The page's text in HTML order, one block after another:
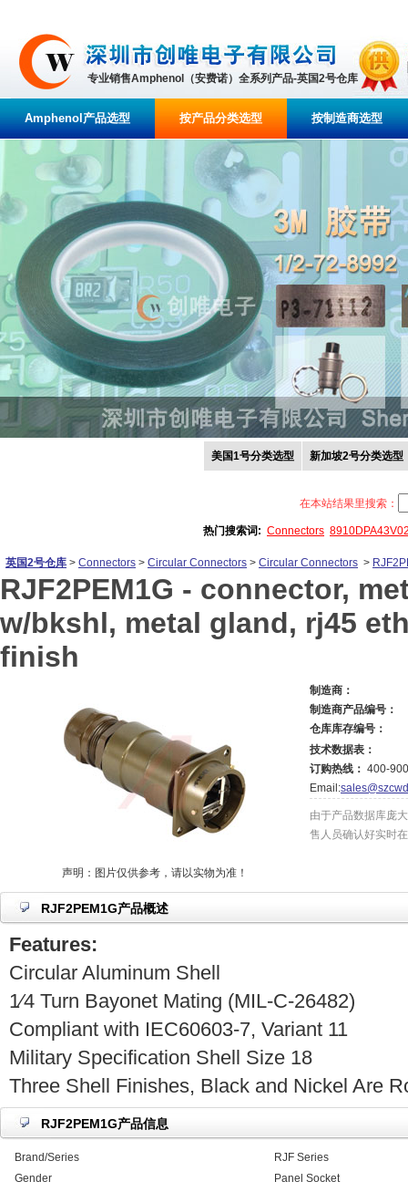
专业销售Amphenol（安费诺）全系列产品-英国2号仓库
Amphenol产品选型 按产品分类选型 按制造商选型
美国1号分类选型 新加坡2号分类选型
在本站结果里搜索：
热门搜索词: Connectors
英国2号仓库 > Connectors > Circular Connectors > Circular Connectors >
RJF2PEM1G - connector,
w/bkshl, metal gland, rj45
finish
声明：图片仅供参考，请以实物为准！
制造商：
制造商产品编号：
仓库库存编号：
技术数据表：
订购热线： 400-
Email:
由于产品数据库庞
售人员确认好实时
RJF2PEM1G产品概述
Features:
Circular Aluminum Shell
1⁄4 Turn Bayonet Mating (MIL-C-26482)
Compliant with IEC60603-7, Variant 11
Military Specification Shell Size 18
Three Shell Finishes, Black and Nickel Are
RJF2PEM1G产品信息
Brand/Series
RJF Series
Gender
Panel Socket